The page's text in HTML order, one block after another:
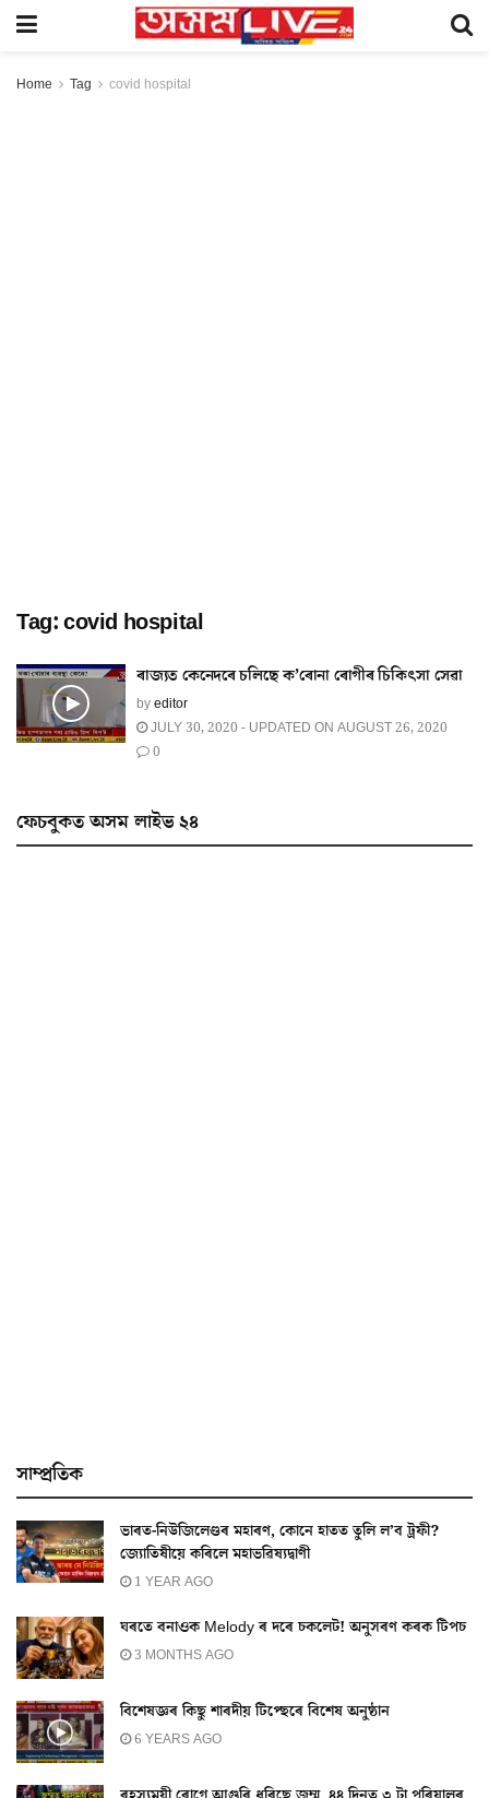
Home Tag covid hospital
Tag:covid hospital
ৰাজ‍্যত কেনেদৰে চলিছে ক’ৰোনা ৰোগীৰ চিকিৎসা সেৱা
byeditor
JULY 30, 2020 - UPDATED ON AUGUST 26, 2020
0
ফেচবুকত অসম লাইভ ২৪
সাম্প্ৰতিক
ভাৰত-নিউজিলেণ্ডৰ মহাৰণ, কোনে হাতত তুলি ল’ব ট্ৰফী?
জ্যোতিষীয়ে কৰিলে মহাভৱিষ্যদ্বাণী
1 YEAR AGO
ঘৰতে বনাওক Melody ৰ দৰে চকলেট! অনুসৰণ কৰক টিপচ
3 MONTHS AGO
বিশেষজ্ঞৰ কিছু শাৰদীয় টিপ্ছেৰে বিশেষ অনুষ্ঠান
6 YEARS AGO